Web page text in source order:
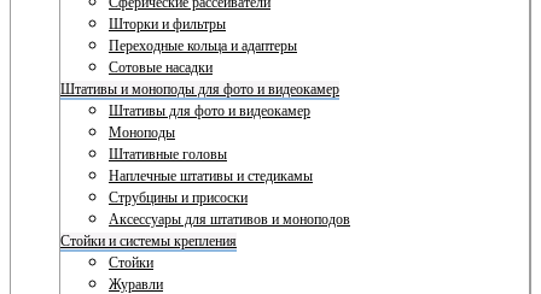
Шторки и фильтры
Переходные кольца и адаптеры
Сотовые насадки
Штативы и моноподы для фото и видеокамер
Штативы для фото и видеокамер
Моноподы
Штативные головы
Наплечные штативы и стедикамы
Струбцины и присоски
Аксессуары для штативов и моноподов
Стойки и системы крепления
Стойки
Журавли